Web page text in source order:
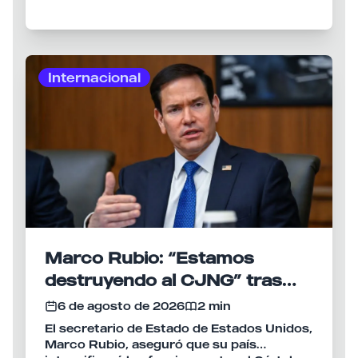
Internacional
Marco Rubio: “Estamos
destruyendo al CJNG” tras
nuevas sanciones de EU
6 de agosto de 2026
2 min
El secretario de Estado de Estados Unidos,
Marco Rubio, aseguró que su país